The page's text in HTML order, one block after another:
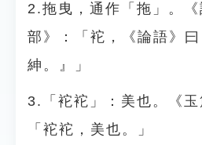
2.拖曳，通作「拖」。
部》：「袉，《論語》
紳。』」
3.「袉袉」：美也。《玉
「袉袉，美也。」